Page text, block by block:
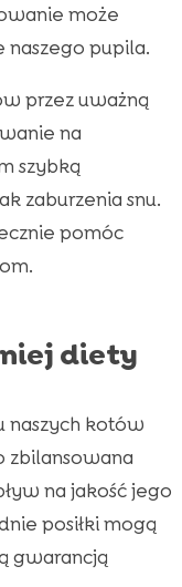
może
naszego pupila.
przez uważną
na
szybką
zaburzenia snu.
pomóc
diety
naszych kotów
zbilansowana
na jakość jego
posiłki mogą
gwarancją